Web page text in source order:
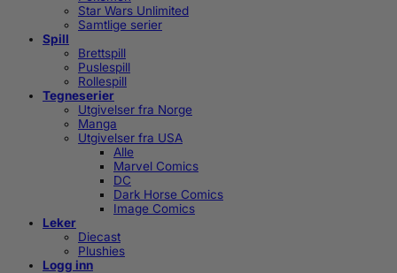
Star Wars Unlimited
Samtlige serier
Spill
Brettspill
Puslespill
Rollespill
Tegneserier
Utgivelser fra Norge
Manga
Utgivelser fra USA
Alle
Marvel Comics
DC
Dark Horse Comics
Image Comics
Leker
Diecast
Plushies
Logg inn